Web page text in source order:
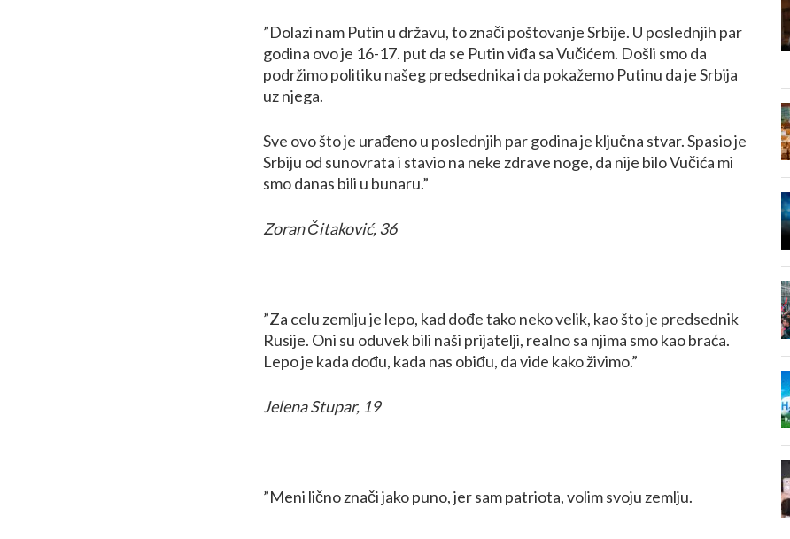
”Dolazi nam Putin u državu, to znači poštovanje Srbije. U poslednjih par
godina ovo je 16-17. put da se Putin viđa sa Vučićem. Došli smo da
podržimo politiku našeg predsednika i da pokažemo Putinu da je Srbija
uz njega.
Sve ovo što je urađeno u poslednjih par godina je ključna stvar. Spasio je
Srbiju od sunovrata i stavio na neke zdrave noge, da nije bilo Vučića mi
smo danas bili u bunaru.”
Zoran Čitaković, 36
”Za celu zemlju je lepo, kad dođe tako neko velik, kao što je predsednik
Rusije. Oni su oduvek bili naši prijatelji, realno sa njima smo kao braća.
Lepo je kada dođu, kada nas obiđu, da vide kako živimo.”
Jelena Stupar, 19
”Meni lično znači jako puno, jer sam patriota, volim svoju zemlju.